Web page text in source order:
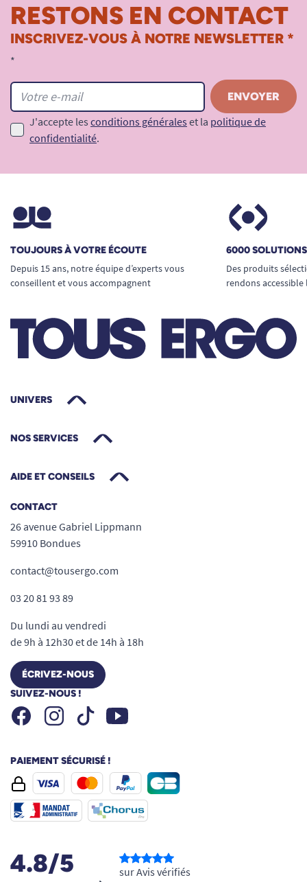
RESTONS EN CONTACT
INSCRIVEZ-VOUS À NOTRE NEWSLETTER *
*
J'accepte les conditions générales et la politique de
confidentialité.
TOUJOURS À VOTRE ÉCOUTE
Depuis 15 ans, notre équipe d’experts vous
conseillent et vous accompagnent
6000
Des produits
rendons
UNIVERS
NOS SERVICES
AIDE ET CONSEILS
CONTACT
26 avenue Gabriel Lippmann
59910 Bondues
contact@tousergo.com
03 20 81 93 89
Du lundi au vendredi
de 9h à 12h30 et de 14h à 18h
ÉCRIVEZ-NOUS
SUIVEZ-NOUS !
FacebookInstagramTiktok Youtube
PAIEMENT SÉCURISÉ !
4.8/5 sur Avis vérifiés